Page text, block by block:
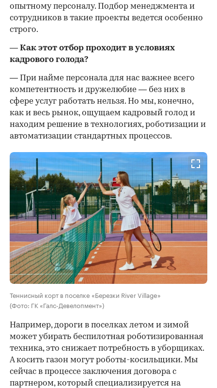
опытному персоналу. Подбор менеджмента и
сотрудников в такие проекты ведется особенно
строго.
— Как этот отбор проходит в условиях
кадрового голода?
— При найме персонала для нас важнее всего
компетентность и дружелюбие — без них в
сфере услуг работать нельзя. Но мы, конечно,
как и весь рынок, ощущаем кадровый голод и
находим решение в технологиях, роботизации и
автоматизации стандартных процессов.
Теннисный корт в поселке «Березки River Village»
(Фото: ГК «Галс-Девелопмент»)
Например, дороги в поселках летом и зимой
может убирать беспилотная роботизированная
техника, это снижает потребность в уборщиках.
А косить газон могут роботы-косильщики. Мы
сейчас в процессе заключения договора с
партнером, который специализируется на